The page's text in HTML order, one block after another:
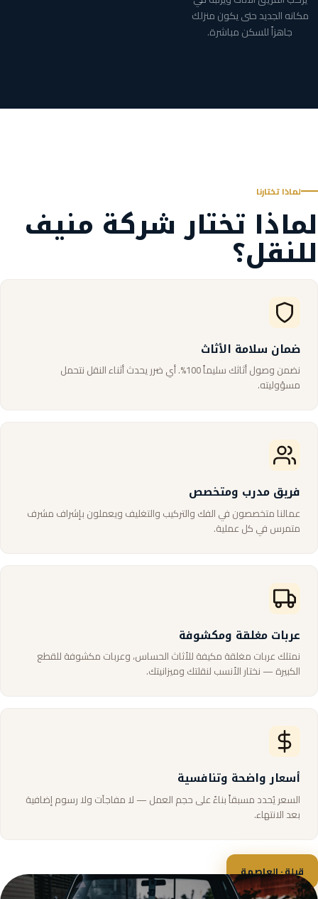
مكانه الجديد حتى يكون منزلك
جاهزاً للسكن مباشرة.
لماذا تختارنا
لماذا تختار شركة منيف
للنقل؟
ضمان سلامة الأثاث
نضمن وصول أثاثك سليماً 100%. أي ضرر يحدث أثناء النقل نتحمل
مسؤوليته.
فريق مدرب ومتخصص
عمالنا متخصصون في الفك والتركيب والتغليف ويعملون بإشراف مشرف
متمرس في كل عملية.
عربات مغلقة ومكشوفة
نمتلك عربات مغلقة مكيفة للأثاث الحساس، وعربات مكشوفة للقطع
الكبيرة — نختار الأنسب لنقلتك وميزانيتك.
أسعار واضحة وتنافسية
السعر يُحدد مسبقاً بناءً على حجم العمل — لا مفاجآت ولا رسوم إضافية
بعد الانتهاء.
قبلة · العاصمة